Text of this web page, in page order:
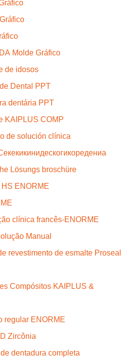
Molde Gráfico
de idosos
Dental PPT
dentária PPT
KAIPLUS COMP
de solución clínica
Lösungs broschüre
ENORME
clínica francês-ENORME
Manual
revestimento de esmalte Proseal
Compósitos KAIPLUS &
regular ENORME
Zircônia
dentadura completa